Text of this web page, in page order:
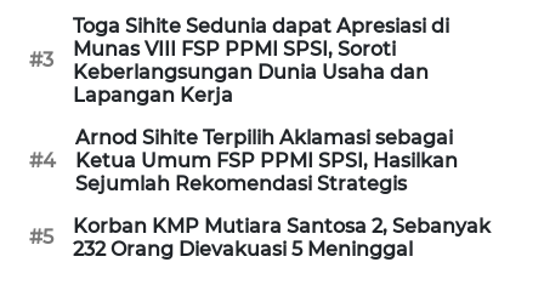
#3
Toga Sihite Sedunia dapat Apresiasi di
Munas VIII FSP PPMI SPSI, Soroti
Keberlangsungan Dunia Usaha dan
Lapangan Kerja
#4
Arnod Sihite Terpilih Aklamasi sebagai
Ketua Umum FSP PPMI SPSI, Hasilkan
Sejumlah Rekomendasi Strategis
#5
Korban KMP Mutiara Santosa 2, Sebanyak
232 Orang Dievakuasi 5 Meninggal
NTB
WN
SULTENG
WN
SULBAR
WN